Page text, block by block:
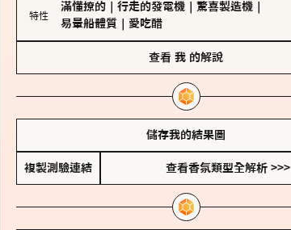
特性
滿懂撩的 行走的發電機 驚喜製造機
易暈船體質
愛吃醋
查看 我 的解說
儲存我的結果圖
複製測驗連結 查看香氛類型全解析 >>>